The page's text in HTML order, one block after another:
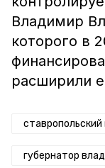
Владимир
которого в
расширили
ставропольский
губернатор